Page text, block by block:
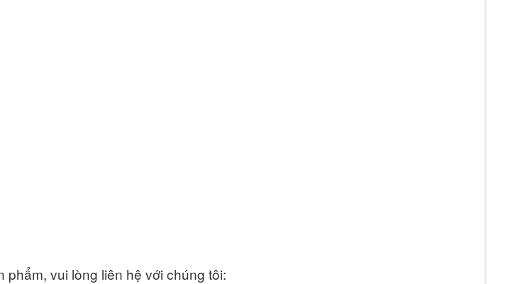
vui lòng liên hệ với chúng tôi: